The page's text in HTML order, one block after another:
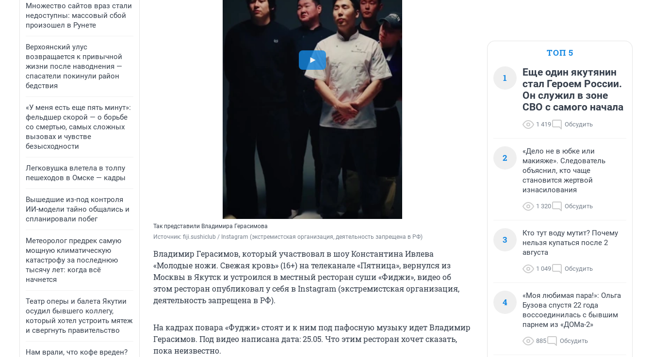
Множество сайтов враз стали
недоступны: массовый сбой
произошел в Рунете
Верхоянский улус
возвращается к привычной
жизни после наводнения —
спасатели покинули район
бедствия
«У меня есть еще пять минут»:
фельдшер скорой — о борьбе
со смертью, самых сложных
вызовах и чувстве
безысходности
Легковушка влетела в толпу
пешеходов в Омске — кадры
Вышедшие из-под контроля
ИИ-модели тайно общались и
спланировали побег
Метеоролог предрек самую
мощную климатическую
катастрофу за последнюю
тысячу лет: когда всё
начнется
Театр оперы и балета Якутии
осудил бывшего коллегу,
который хотел устроить мятеж
и свергнуть правительство
Нам врали, что кофе вреден?
Так представили Владимира Герасимова
Источник: fiji.sushiclub / Instagram (экстремистская организация, деятельность запрещена в РФ)
Владимир Герасимов, который участвовал в шоу Константина Ивлева
«Молодые ножи. Свежая кровь» (16+) на телеканале «Пятница», вернулся из
Москвы в Якутск и устроился в местный ресторан суши «Фиджи», видео об
этом ресторан опубликовал у себя в Instagram (экстремистская организация,
деятельность запрещена в РФ).
На кадрах повара «Фуджи» стоят и к ним под пафосную музыку идет Владимир
Герасимов. Под видео написана дата: 25.05. Что этим ресторан хочет сказать,
пока неизвестно.
ТОП 5
1
Еще один якутянин
стал Героем России.
Он служил в зоне
СВО с самого начала
1 419 Обсудить
2
«Дело не в юбке или
макияже». Следователь
объяснил, кто чаще
становится жертвой
изнасилования
1 320 Обсудить
3
Кто тут воду мутит? Почему
нельзя купаться после 2
августа
1 049 Обсудить
4
«Моя любимая пара!»: Ольга
Бузова спустя 22 года
воссоединилась с бывшим
парнем из «ДОМа-2»
885 Обсудить